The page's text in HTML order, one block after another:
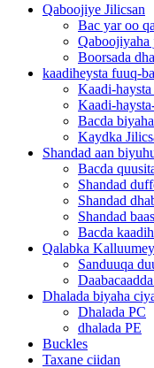
Qaboojiye Jilicsan
Bac yar oo
Qaboojiyaha
Boorsada
kaadiheysta fuuq-
Kaadi-
Kaadi-
Bacda
Kaydka
Shandad aan
Bacda
Shandad
Shandad
Shandad
Bacda
Qalabka
Sanduuqa
Dhalada biyaha
Dhalada PC
dhalada PE
Buckles
Taxane ciidan